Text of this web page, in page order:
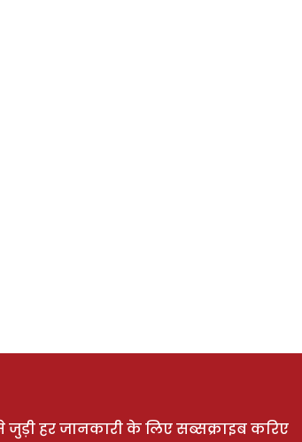
जुड़ी हर जानकारी के लिए सब्सक्राइब करिए